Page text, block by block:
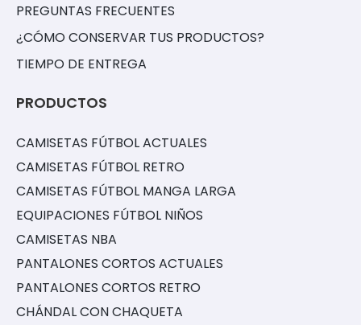
PREGUNTAS FRECUENTES
¿CÓMO CONSERVAR TUS PRODUCTOS?
TIEMPO DE ENTREGA
PRODUCTOS
CAMISETAS FÚTBOL ACTUALES
CAMISETAS FÚTBOL RETRO
CAMISETAS FÚTBOL MANGA LARGA
EQUIPACIONES FÚTBOL NIÑOS
CAMISETAS NBA
PANTALONES CORTOS ACTUALES
PANTALONES CORTOS RETRO
CHÁNDAL CON CHAQUETA